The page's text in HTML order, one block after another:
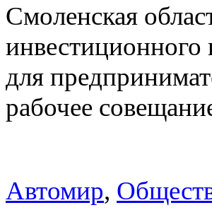
Смоленская
для
рабочее
Автомир,